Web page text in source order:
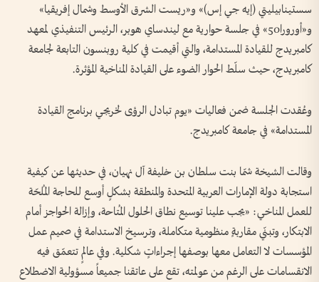
سستينابيليتي (إيه جي إس)» و«ريست الشرق الأوسط وشمال إفريقيا»
و«أورورا50» في جلسة حوارية مع ليندساي هوبر، الرئيس التنفيذي لمعهد
كامبريدج للقيادة المستدامة، والتي أقيمت في كلية روبنسون التابعة لجامعة
كامبريدج، حيث سلّط الحوار الضوء على القيادة المناخية المؤثرة.
وعُقدت الجلسة ضمن فعاليات «يوم تبادل الرؤى لخريجي برنامج القيادة
المستدامة» في جامعة كامبريدج.
وقالت الشيخة شمّا بنت سلطان بن خليفة آل نهيان، في حديثها عن كيفية
استجابة دولة الإمارات العربية المتحدة والمنطقة بشكلٍ أوسع للحاجة المُلحّة
للعمل المناخي: «يجب علينا توسيع نطاق الحلول المُتاحة، وإزالة الحواجز أمام
الابتكار، وتبنّي مقاربةٍ منظومية متكاملة، وترسيخ الاستدامة في صميم عمل
المؤسسات لا التعامل معها بوصفها إجراءاتٍ شكلية. وفي عالمٍ تتعمّق فيه
الانقسامات على الرغم من عولمته، تقع على عاتقنا جميعاً مسؤولية الاضطلاع